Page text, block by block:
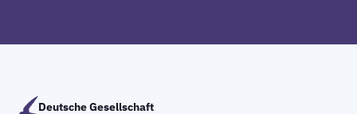
Deutsche Gesellschaft